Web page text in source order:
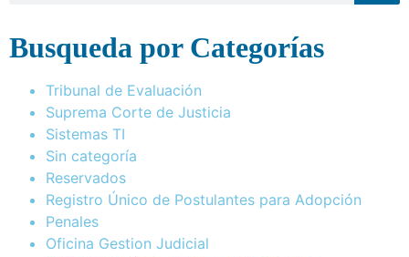
Busqueda por Categorías
Tribunal de Evaluación
Suprema Corte de Justicia
Sistemas TI
Sin categoría
Reservados
Registro Único de Postulantes para Adopción
Penales
Oficina Gestion Judicial